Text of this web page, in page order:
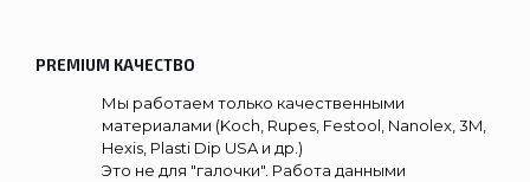
PREMIUM КАЧЕСТВО
Мы работаем только качественными
материалами (Koch, Rupes, Festool, Nanolex, 3M,
Hexis, Plasti Dip USA и др.)
Это не для "галочки". Работа данными